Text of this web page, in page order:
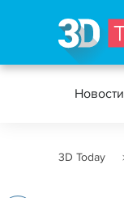
Новости
3D Today